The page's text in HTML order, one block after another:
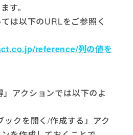
す。
は以下のURLをご参照く
reference/列の値を
」アクションでは以下のよ
クを開く/作成する」アク